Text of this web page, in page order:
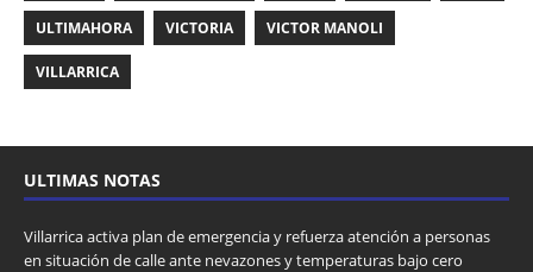
ULTIMAHORA VICTORIA VICTOR MANOLI
VILLARRICA
ULTIMAS NOTAS
Villarrica activa plan de emergencia y refuerza atención a personas
en situación de calle ante nevazones y temperaturas bajo cero